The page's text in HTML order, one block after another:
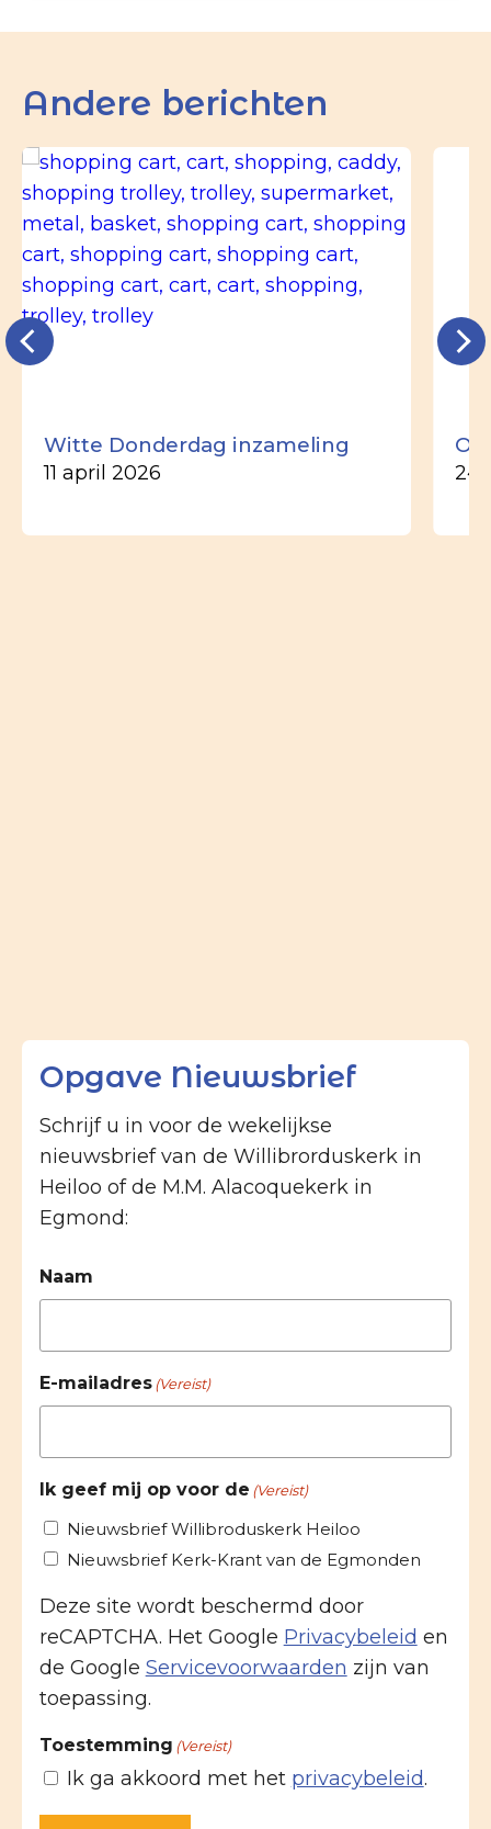
Andere berichten
Witte Donderdag inzameling
11 april 2026 24
Opgave Nieuwsbrief
Schrijf u in voor de wekelijkse
nieuwsbrief van de Willibrorduskerk in
Heiloo of de M.M. Alacoquekerk in
Egmond:
Naam
E-mailadres (Vereist)
Ik geef mij op voor de (Vereist)
Nieuwsbrief Willibroduskerk Heiloo
Nieuwsbrief Kerk-Krant van de Egmonden
Deze site wordt beschermd door
reCAPTCHA. Het Google Privacybeleid en
de Google Servicevoorwaarden zijn van
toepassing.
Toestemming (Vereist)
Ik ga akkoord met het privacybeleid.